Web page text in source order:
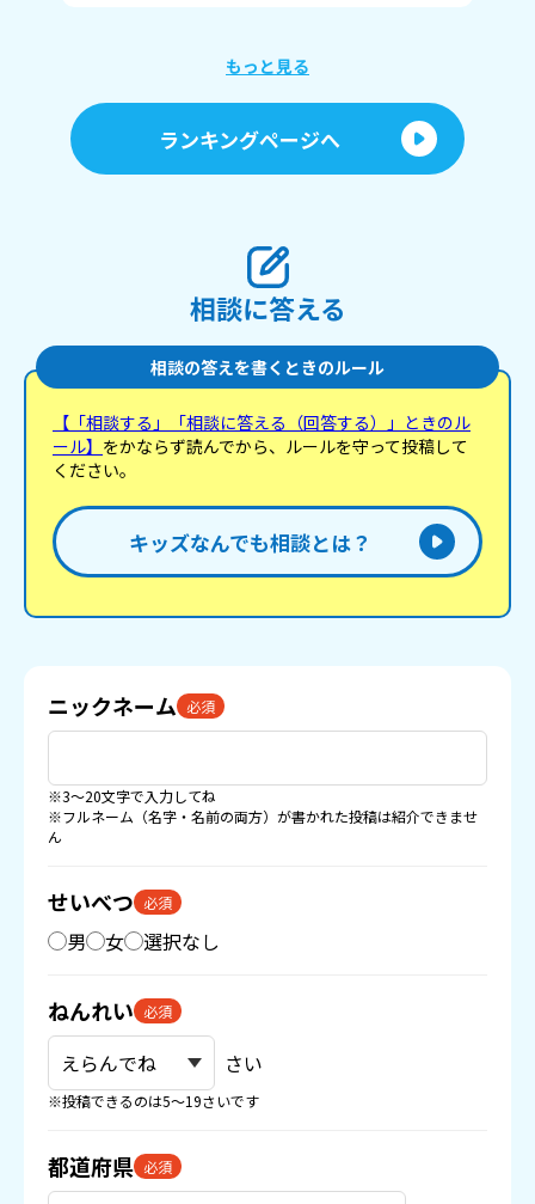
もっと見る
ランキングページへ
相談に答える
相談の答えを書くときのルール
【「相談する」「相談に答える（回答する）」ときのル
ール】 をかならず読んでから、ルールを守って投稿して
ください。
キッズなんでも相談とは？
ニックネーム 必須
※3〜20文字で入力してね
※フルネーム（名字・名前の両方）が書かれた投稿は紹介できませ
ん
せいべつ 必須
男 女 選択なし
ねんれい 必須
さい
※投稿できるのは5〜19さいです
都道府県 必須